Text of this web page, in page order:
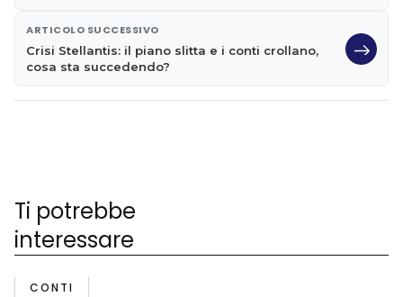
ARTICOLO SUCCESSIVO
Crisi Stellantis: il piano slitta e i conti crollano,
cosa sta succedendo?
Ti potrebbe
interessare
CONTI